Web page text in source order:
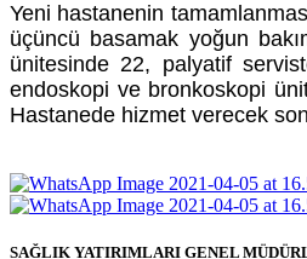
Yeni hastanenin
üçüncü basamak yoğun
ünitesinde 22, palyatif
endoskopi ve bronkoskopi
Hastanede hizmet verecek
SAĞLIK YATIRIMLARI GENEL